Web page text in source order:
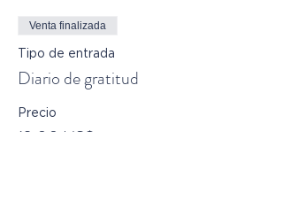
Venta finalizada
Tipo de entrada
Diario de gratitud
Precio
12,00 US$